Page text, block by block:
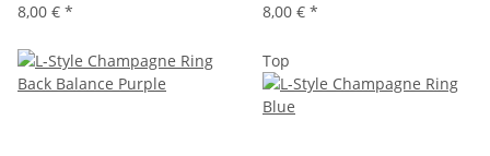
8,00 € *
8,00 € *
Top